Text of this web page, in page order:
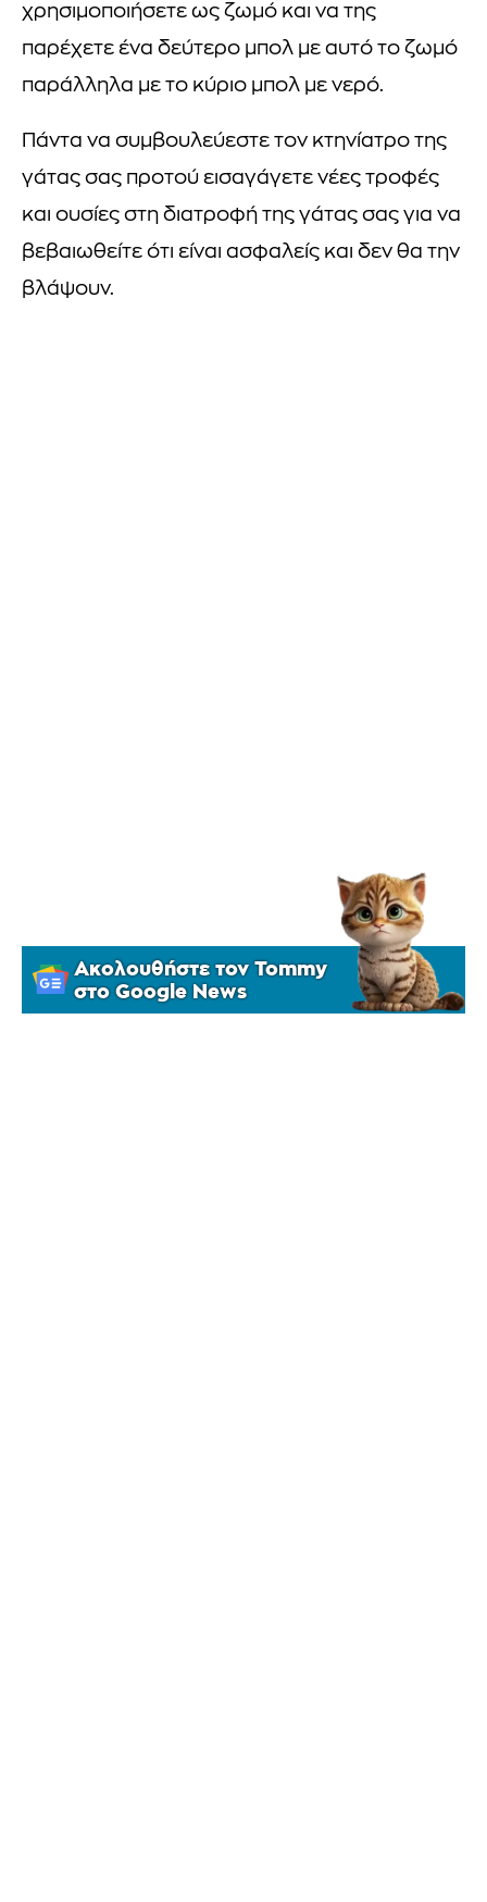
χρησιμοποιήσετε ως ζωμό και να της
παρέχετε ένα δεύτερο μπολ με αυτό το ζωμό
παράλληλα με το κύριο μπολ με νερό.
Πάντα να συμβουλεύεστε τον κτηνίατρο της
γάτας σας προτού εισαγάγετε νέες τροφές
και ουσίες στη διατροφή της γάτας σας για να
βεβαιωθείτε ότι είναι ασφαλείς και δεν θα την
βλάψουν.
Ακολουθήστε τον Tommy
στο Google News